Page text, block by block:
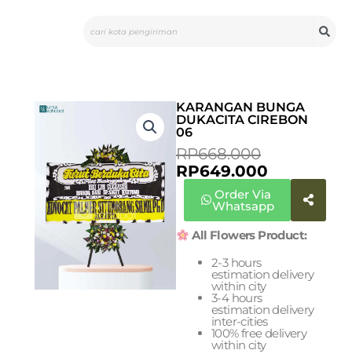
KARANGAN BUNGA
DUKACITA CIREBON
06
RP668.000
WAS:
RP649.000
IS:
Order Via
Whatsapp
All Flowers Product:
2-3 hours
estimation delivery
within city
3-4 hours
estimation delivery
inter-cities
100% free delivery
within city